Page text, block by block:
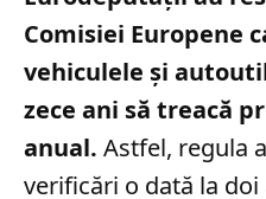
Comisiei Europene
vehiculele și
zece ani să treacă
anual. Astfel, regula
verificări o dată la